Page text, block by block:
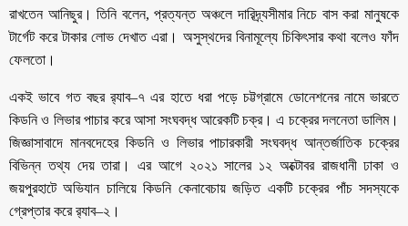
রাখতেন আনিছুর। তিনি বলেন, প্রত্যন্ত অঞ্চলে দারিদ্র্যসীমার নিচে বাস করা মানুষকে
টার্গেট করে টাকার লোভ দেখাত এরা। অসুস্থদের বিনামূল্যে চিকিৎসার কথা বলেও ফাঁদ
ফেলতো।
একই ভাবে গত বছর র‌্যাব–৭ এর হাতে ধরা পড়ে চট্টগ্রামে ডোনেশনের নামে ভারতে
কিডনি ও লিভার পাচার করে আসা সংঘবদ্ধ আরেকটি চক্র। এ চক্রের দলনেতা ডালিম।
জিজ্ঞাসাবাদে মানবদেহের কিডনি ও লিভার পাচারকারী সংঘবদ্ধ আন্তর্জাতিক চক্রের
বিভিন্ন তথ্য দেয় তারা। এর আগে ২০২১ সালের ১২ অক্টোবর রাজধানী ঢাকা ও
জয়পুরহাটে অভিযান চালিয়ে কিডনি কেনাবেচায় জড়িত একটি চক্রের পাঁচ সদস্যকে
গ্রেপ্তার করে র‌্যাব–২।